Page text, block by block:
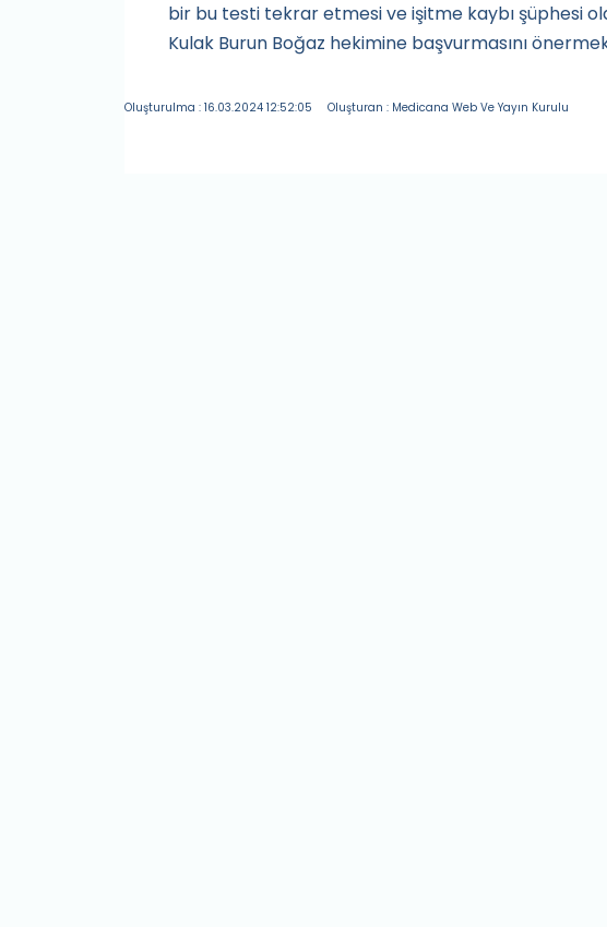
bir bu testi tekrar etmesi ve işitme kaybı şüphesi
Kulak Burun Boğaz hekimine başvurmasını
Oluşturulma : 16.03.2024 12:52:05 Oluşturan : Medicana Web Ve Yayın Kurulu